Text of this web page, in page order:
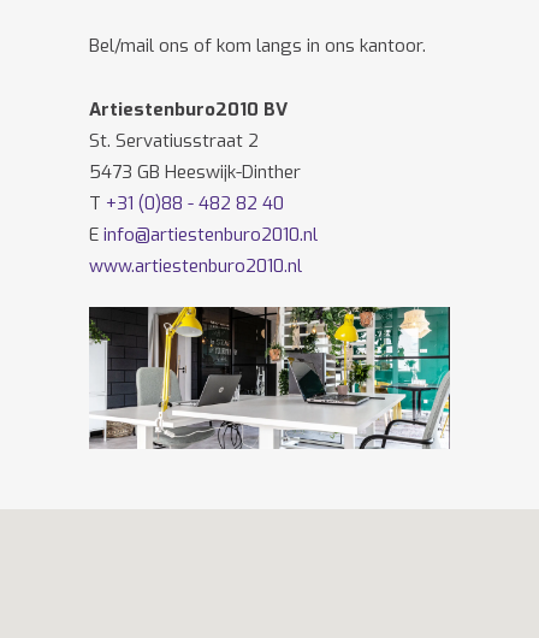
Bel/mail ons of kom langs in ons kantoor.
Artiestenburo2010 BV
St. Servatiusstraat 2
5473 GB Heeswijk-Dinther
T +31 (0)88 - 482 82 40
E info@artiestenburo2010.nl
www.artiestenburo2010.nl
Volg ons ook opFacebookenTwitter